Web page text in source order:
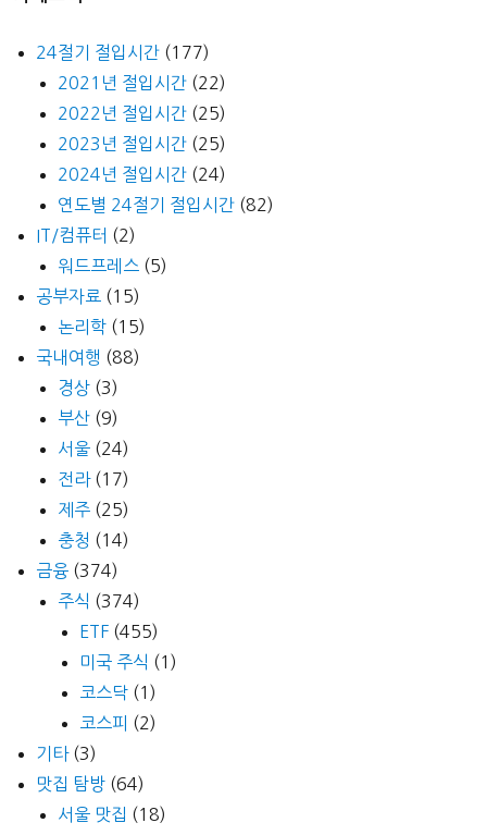
24절기 절입시간 (177)
2021년 절입시간 (22)
2022년 절입시간 (25)
2023년 절입시간 (25)
2024년 절입시간 (24)
연도별 24절기 절입시간 (82)
IT/컴퓨터 (2)
워드프레스 (5)
공부자료 (15)
논리학 (15)
국내여행 (88)
경상 (3)
부산 (9)
서울 (24)
전라(17)
제주 (25)
충청 (14)
금융 (374)
주식 (374)
ETF (455)
미국 주식 (1)
코스닥 (1)
코스피 (2)
기타(3)
맛집 탐방 (64)
서울 맛집 (18)